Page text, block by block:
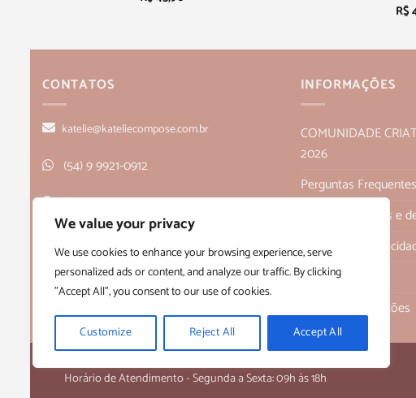
We value your privacy
We use cookies to enhance your browsing experience, serve
personalized ads or content, and analyze our traffic. By clicking
"Accept All", you consent to our use of cookies.
Customize Reject All Accept All
R$
CONTATOS
katelie@kateliecompose.com.br
(54) 9 9921-0912
Rua Alagoas, 166, sala 1, Bairro Humaitá
- Bento Gonçalves, RS CEP 95705-026
INFORMAÇÕES
COMUNIDADE
2026
Perguntas Frequentes
Política de trocas e
Políticas de
Quem Somos
Termos e Condições
Horário de Atendimento - Segunda a Sexta: 09h às 18h